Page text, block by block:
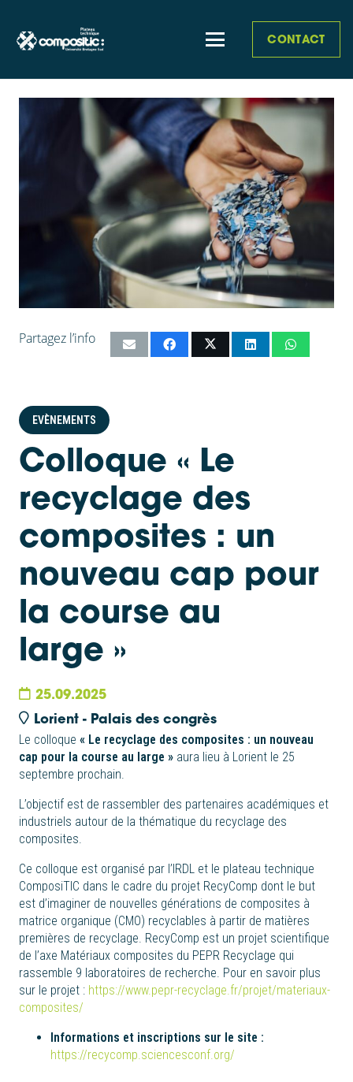
CONTACT
Partagez l’info
EVÈNEMENTS
Colloque « Le
recyclage des
composites : un
nouveau cap pour
la course au
large »
25.09.2025
Lorient - Palais des congrès
Le colloque « Le recyclage des composites : un nouveau
cap pour la course au large » aura lieu à Lorient le 25
septembre prochain.
L’objectif est de rassembler des partenaires académiques et
industriels autour de la thématique du recyclage des
composites.
Ce colloque est organisé par l’IRDL et le plateau technique
ComposiTIC dans le cadre du projet RecyComp dont le but
est d’imaginer de nouvelles générations de composites à
matrice organique (CMO) recyclables à partir de matières
premières de recyclage. RecyComp est un projet scientifique
de l’axe Matériaux composites du PEPR Recyclage qui
rassemble 9 laboratoires de recherche. Pour en savoir plus
sur le projet : https://www.pepr-recyclage.fr/projet/materiaux-
composites/
Informations et inscriptions sur le site :
https://recycomp.sciencesconf.org/